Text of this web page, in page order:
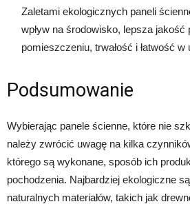
Zaletami ekologicznych paneli
wpływ na środowisko, lepsza jakość
pomieszczeniu, trwałość i łatwość
Podsumowanie
Wybierając panele ścienne, które nie
należy zwrócić uwagę na kilka
którego są wykonane, sposób ich
pochodzenia. Najbardziej ekologiczne
naturalnych materiałów, takich jak